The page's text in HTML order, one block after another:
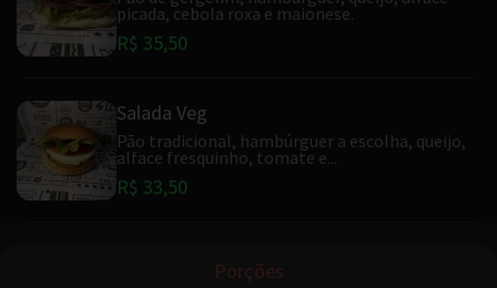
picada, cebola roxa e maionese.
R$ 35,50
Salada Veg
Pão tradicional, hambúrguer a escolha, queijo,
alface fresquinho, tomate e...
R$ 33,50
Porções